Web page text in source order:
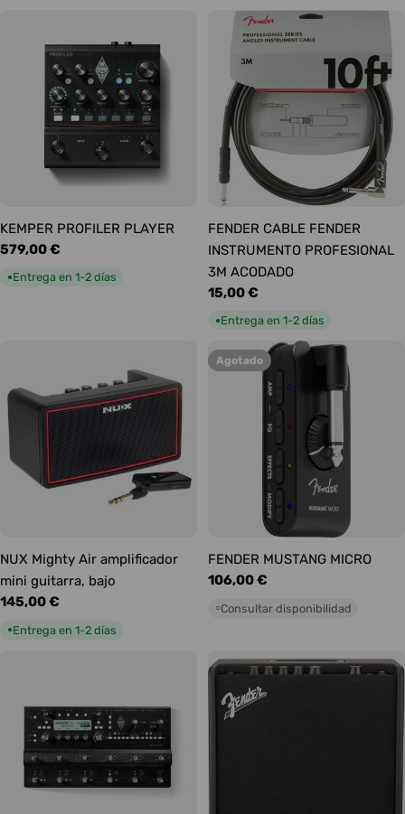
KEMPER PROFILER PLAYER
Precio
habitual
579,00 €
●Entrega en 1-2 días
FENDER CABLE FENDER
INSTRUMENTO PROFESIONAL
3M ACODADO
Precio
habitual
15,00 €
●Entrega en 1-2 días
NUX Mighty Air amplificador
mini guitarra, bajo
Precio
145,00 €
●Entrega en 1-2 días
Agotado
FENDER MUSTANG MICRO
Precio
106,00 €
○Consultar disponibilidad